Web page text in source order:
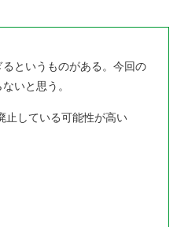
というものがある。今回の
いと思う。
止している可能性が高い